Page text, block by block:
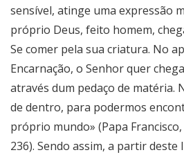
sensível, atinge uma expressão
próprio Deus, feito homem,
Se comer pela sua criatura. No
Encarnação, o Senhor quer
através dum pedaço de matéria.
de dentro, para podermos
próprio mundo» (Papa Francisco,
236). Sendo assim, a partir